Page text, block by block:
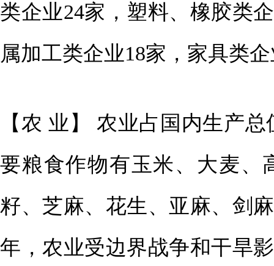
类企业24家，塑料、橡胶类
属加工类企业18家，家具类
【农 业】 农业占国内生产
要粮食作物有玉米、大麦、
籽、芝麻、花生、亚麻、剑
年，农业受边界战争和干旱